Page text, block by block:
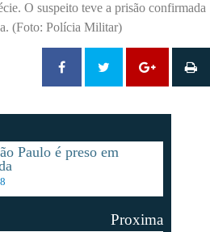
O suspeito teve a prisão confirmada
(Foto: Polícia Militar)
Paulo é preso em
Proxima